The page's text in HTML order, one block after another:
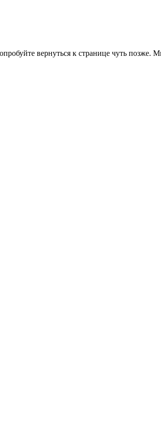
вернуться к странице чуть